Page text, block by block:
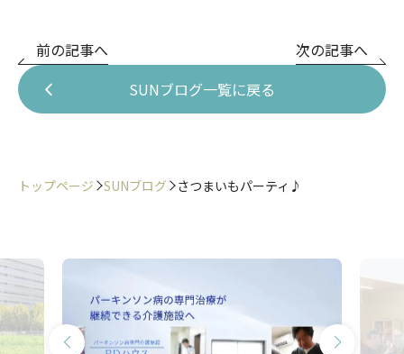
前の記事へ
SUNブログ一覧に戻る
次の記事へ
トップページ SUNブログ さつまいもパーティ♪